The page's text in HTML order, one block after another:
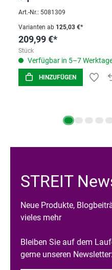
Art.-Nr.: 5081309
Varianten ab 125,03 €*
209,99 €*
Stück
Verfügbar in 5–7
HINZUFÜGEN
STREIT
Neue Produkte,
vieles mehr
Bleiben Sie auf dem
gerne unseren Newsletter: